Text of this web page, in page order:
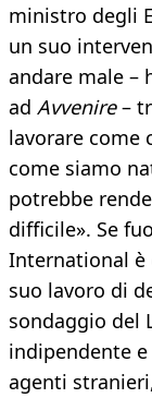
ministro degli
un suo
andare male –
ad Avvenire–
lavorare come
come siamo
potrebbe
difficile». Se
International è
suo lavoro di
sondaggio del
indipendente
agenti